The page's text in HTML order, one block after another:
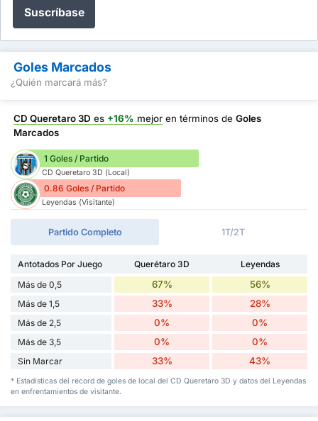
Suscríbase
Goles Marcados
¿Quién marcará más?
CD Queretaro 3D es +16% mejor en términos de Goles
Marcados
1 Goles / Partido
CD Queretaro 3D (Local)
0.86 Goles / Partido
Leyendas (Visitante)
Partido Completo 1T/2T
Antotados Por Juego Querétaro 3D
Leyendas
Más de 0,5
67% 56%
Más de 1,5 33% 28%
Más de 2,5 0% 0%
Más de 3,5 0% 0%
Sin Marcar 33% 43%
* Estadísticas del récord de goles de local del CD Queretaro 3D y datos del Leyendas
en enfrentamientos de visitante.